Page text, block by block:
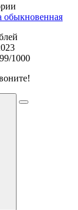
обыкновенная
1000